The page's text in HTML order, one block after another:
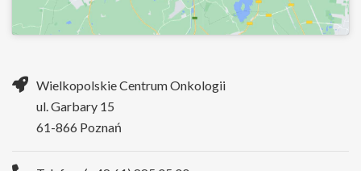
Wielkopolskie Centrum Onkologii
ul. Garbary 15
61-866 Poznań